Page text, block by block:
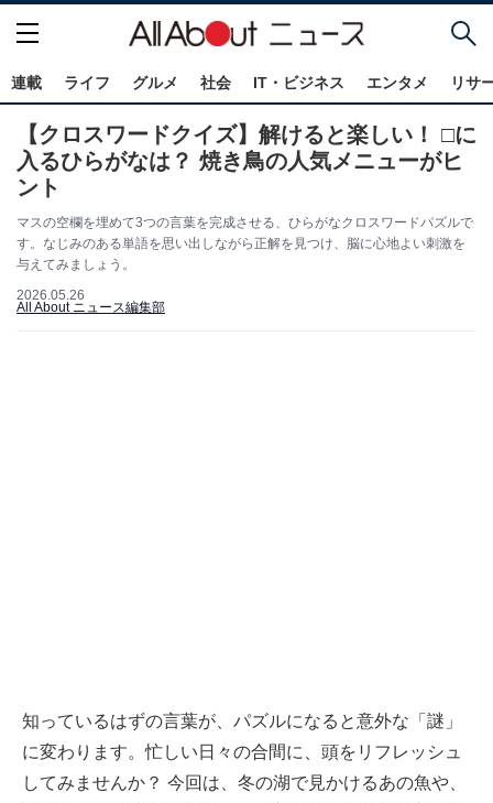
連載 ライフ グルメ 社会 IT・ビジネス エンタメ リサ
【クロスワードクイズ】解けると楽しい！ □に
入るひらがなは？ 焼き鳥の人気メニューがヒ
ント
マスの空欄を埋めて3つの言葉を完成させる、ひらがなクロスワードパズルで
す。なじみのある単語を思い出しながら正解を見つけ、脳に心地よい刺激を
与えてみましょう。
2026.05.26
All About ニュース編集部
知っているはずの言葉が、パズルになると意外な「謎」
に変わります。忙しい日々の合間に、頭をリフレッシュ
してみませんか？ 今回は、冬の湖で見かけるあの魚や、